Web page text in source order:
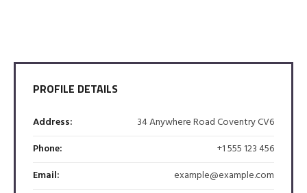
PROFILE DETAILS
Address:
34 Anywhere Road Coventry CV6
Phone:
+1 555 123 456
Email:
example@example.com